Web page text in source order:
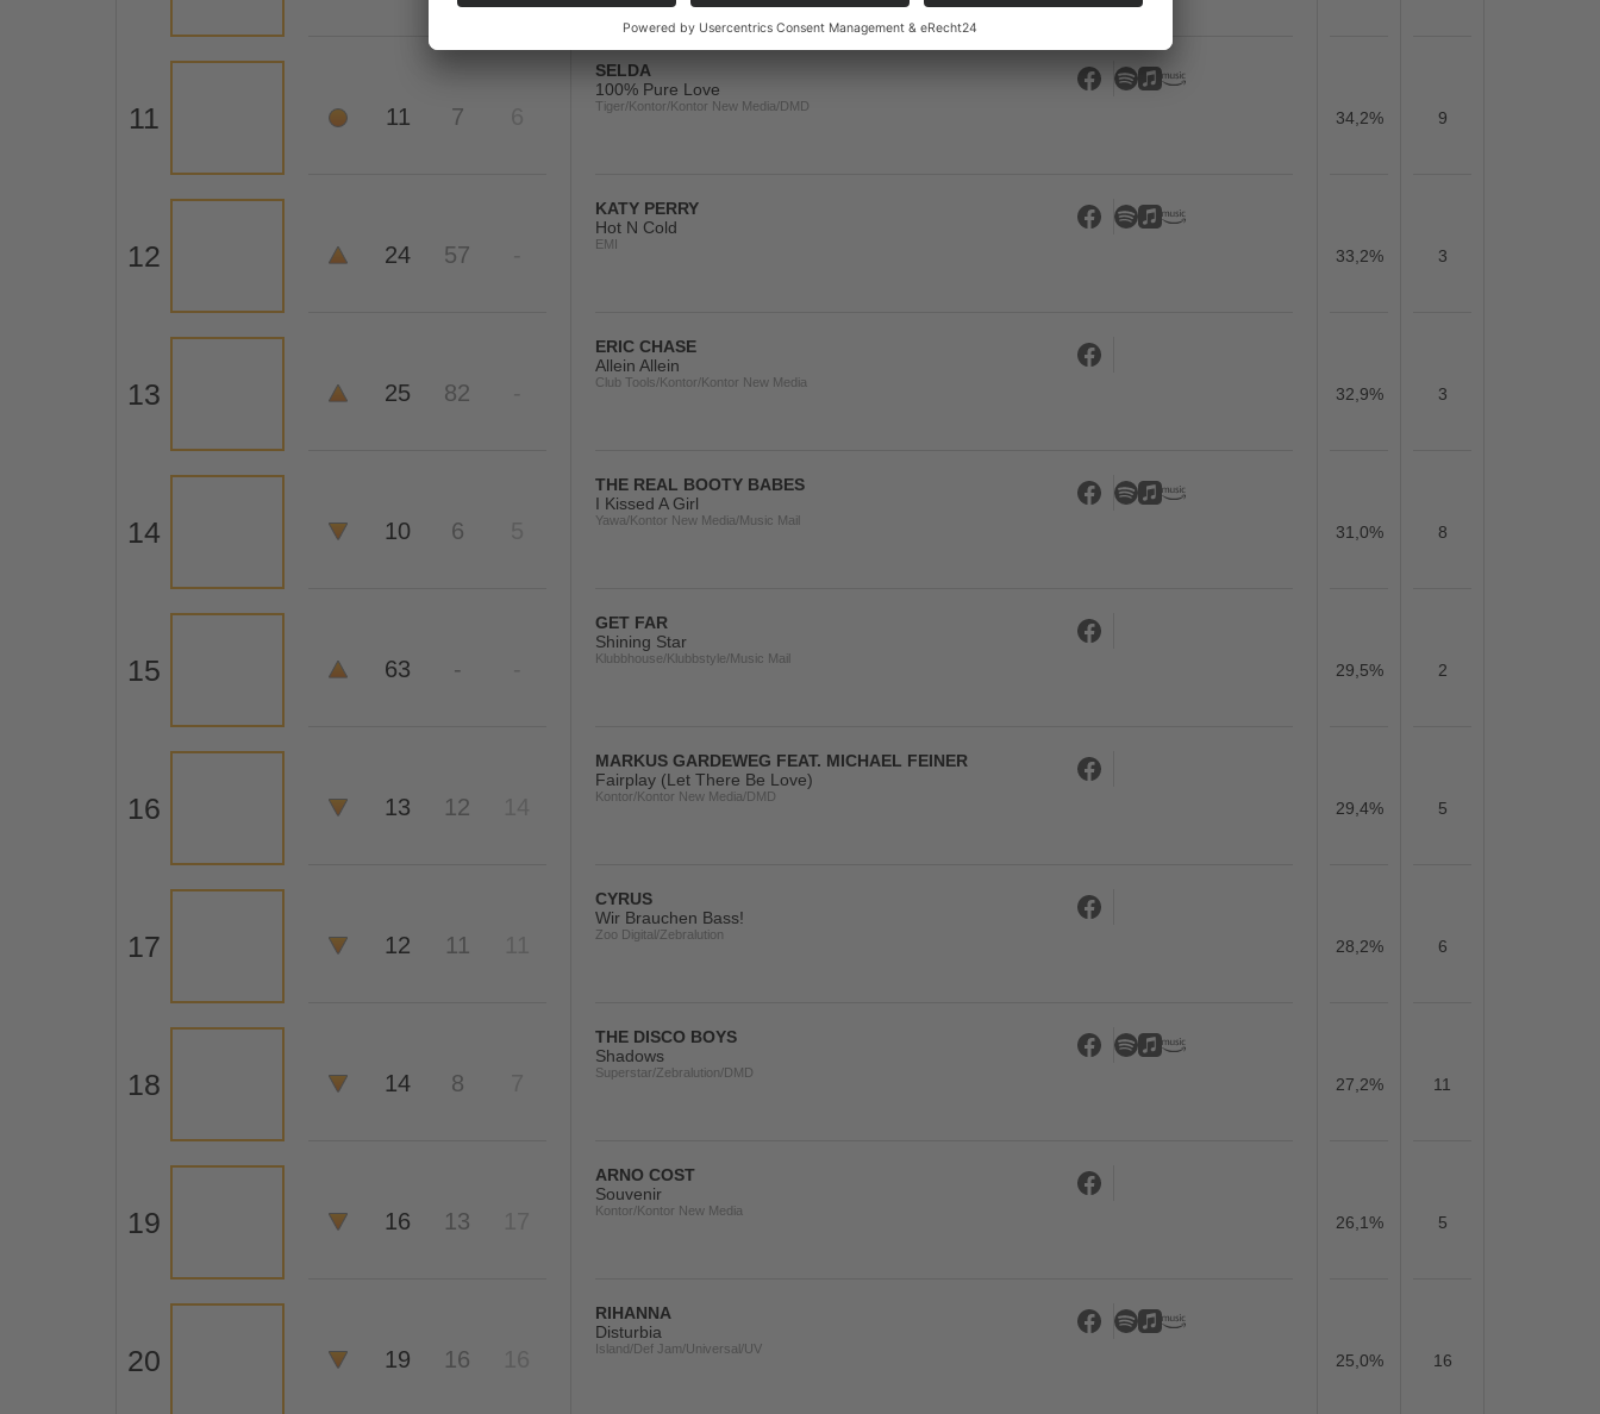
11 11 7
SELDA
100% Pure Love
Tiger/Kontor/Kontor New Media/DMD
34,2% 9
12 24 57
KATY PERRY
Hot N Cold
EMI
33,2% 3
13 25 82
ERIC CHASE
Allein Allein
Club Tools/Kontor/Kontor New Media
32,9% 3
14 10 6
THE REAL BOOTY BABES
I Kissed A Girl
Yawa/Kontor New Media/Music Mail
31,0% 8
15 63 -
GET FAR
Shining Star
Klubbhouse/Klubbstyle/Music Mail
29,5% 2
16 13 12
MARKUS GARDEWEG FEAT. MICHAEL FEINER
Fairplay (Let There Be Love)
Kontor/Kontor New Media/DMD
29,4% 5
17 12 11
CYRUS
Wir Brauchen Bass!
Zoo Digital/Zebralution
28,2% 6
18 14 8
THE DISCO BOYS
Shadows
Superstar/Zebralution/DMD
27,2% 11
19 16 13
ARNO COST
Souvenir
Kontor/Kontor New Media
26,1% 5
20 19 16
RIHANNA
Disturbia
Island/Def Jam/Universal/UV
25,0% 16